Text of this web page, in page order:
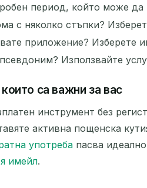
период, който може
с няколко стъпки?
приложение? Изберете
Използвайте
са важни за вас
инструмент без
активна пощенска
употреба пасва
имейл.